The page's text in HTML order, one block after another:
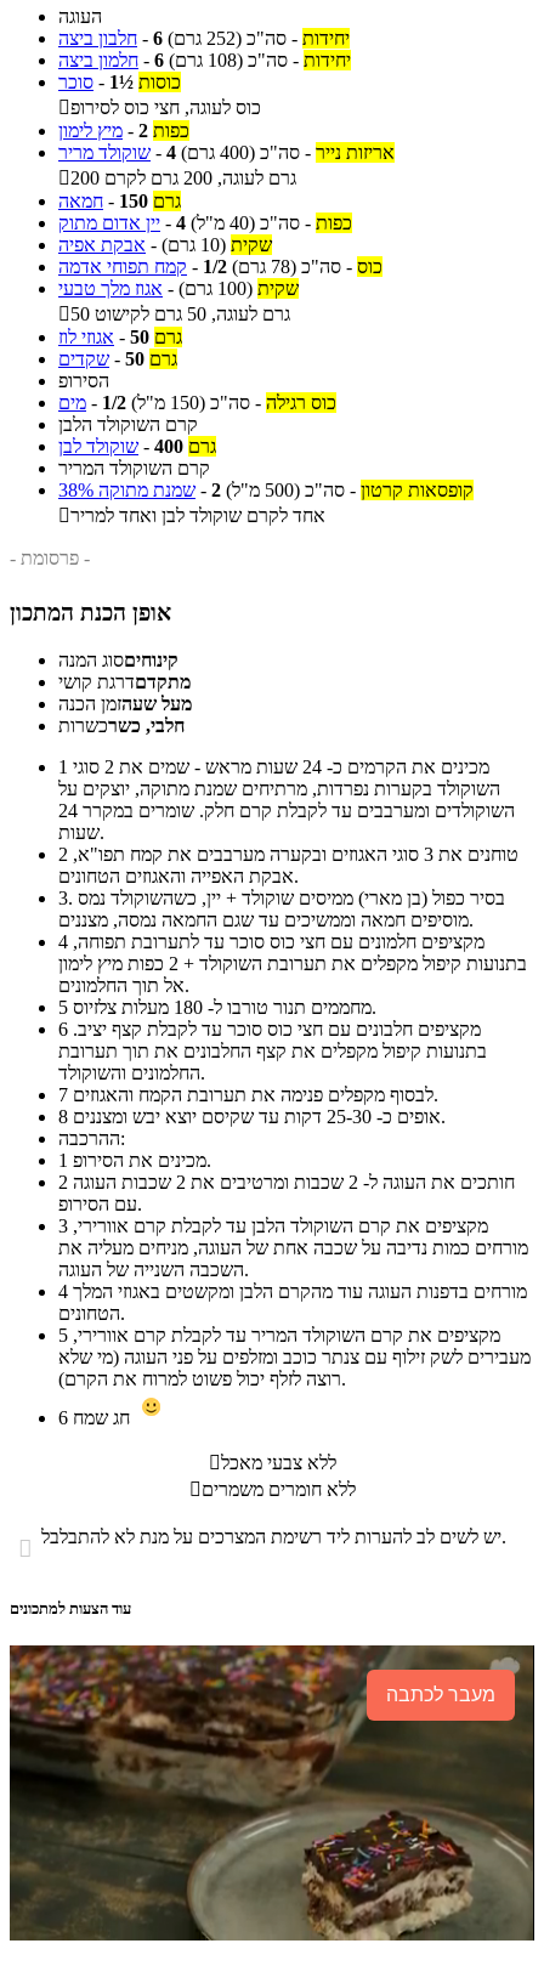
העוגה
חלבון ביצה - 6 יחידות - סה"כ (252 גרם)
חלמון ביצה - 6 יחידות - סה"כ (108 גרם)
סוכר - 1½ כוסות
כוס לעוגה, חצי כוס לסירופ
מיץ לימון - 2 כפות
שוקולד מריר - 4 אריזות נייר - סה"כ (400 גרם)

200 גרם לעוגה, 200 גרם לקרם
חמאה - 150 גרם
יין אדום מתוק - 4 כפות - סה"כ (40 מ"ל)
אבקת אפיה - שקית (10 גרם)
קמח תפוחי אדמה - 1/2 כוס - סה"כ (78 גרם)
אגוז מלך טבעי - שקית (100 גרם)

50 גרם לעוגה, 50 גרם לקישוט
אגוזי לוז - 50 גרם
שקדים - 50 גרם
הסירופ
מים - 1/2 כוס רגילה - סה"כ (150 מ"ל)
קרם השוקולד הלבן
שוקולד לבן - 400 גרם
קרם השוקולד המריר
שמנת מתוקה 38% - 2 קופסאות קרטון - סה"כ (500 מ"ל)
אחד לקרם שוקולד לבן ואחד למריר
- פרסומת -
אופן הכנת המתכון
קינוחיםסוג המנה
מתקדםדרגת קושי
מעל שעהזמן הכנה
חלבי, כשרכשרות
1
השוקולד בקערות נפרדות, מרתיחים שמנת מתוקה, יוצקים על
השוקולדים ומערבבים עד לקבלת קרם חלק. שומרים במקרר 24
שעות.
2
אבקת האפייה והאגוזים הטחונים.
3. בסיר כפול (בן מארי) ממיסים שוקולד + יין, כשהשוקולד נמס
מוסיפים חמאה וממשיכים עד שגם החמאה נמסה, מצננים.
4
בתנועות קיפול מקפלים את תערובת השוקולד + 2 כפות מיץ לימון
אל תוך החלמונים.
5
מחממים תנור טורבו ל- 180 מעלות צלזיוס.
6
בתנועות קיפול מקפלים את קצף החלבונים את תוך תערובת
החלמונים והשוקולד.
7
לבסוף מקפלים פנימה את תערובת הקמח והאגוזים.
8
אופים כ- 25-30 דקות עד שקיסם יוצא יבש ומצננים.
ההרכבה:
1
מכינים את הסירופ.
2
עם הסירופ.
3
מורחים כמות נדיבה על שכבה אחת של העוגה, מניחים מעליה את
השכבה השנייה של העוגה.
4
הטחונים.
5
מעבירים לשק זילוף עם צנתר כוכב ומזלפים על פני העוגה (מי שלא
רוצה לזלף יכול פשוט למרוח את הקרם).
6
ללא צבעי מאכל
ללא חומרים משמרים
 יש לשים לב להערות ליד רשימת המצרכים על מנת לא להתבלבל.
עוד הצעות למתכונים
מעבר לכתבה